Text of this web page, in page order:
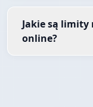
Jakie są
online?